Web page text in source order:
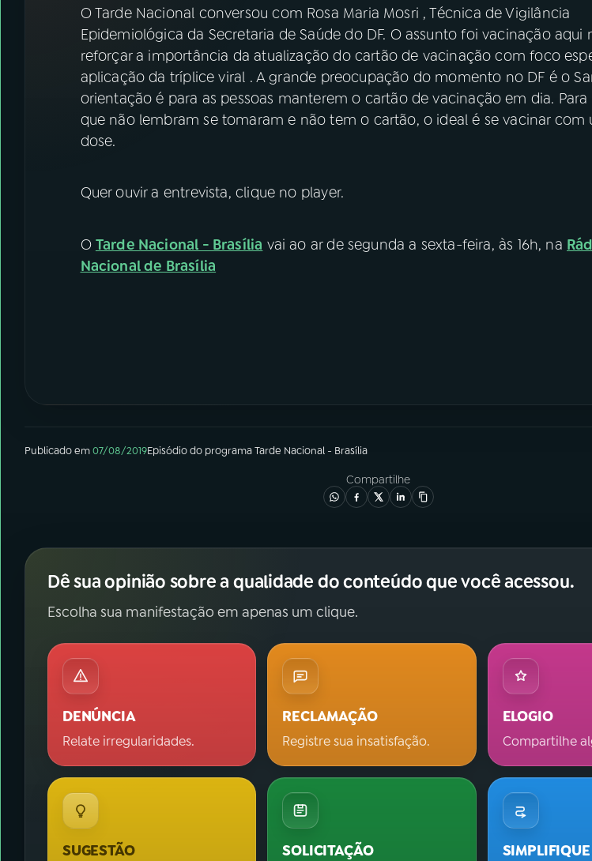
YouTube Facebook
Instagram X
O Tarde Nacional conversou com Rosa Maria Mosri , Técnica de Vigilância
Epidemiológica da Secretaria de Saúde do DF. O assunto foi vacinação aqui
reforçar a importância da atualização do cartão de vacinação com foco
aplicação da tríplice viral . A grande preocupação do momento no DF é o
orientação é para as pessoas manterem o cartão de vacinação em dia. Para
que não lembram se tomaram e não tem o cartão, o ideal é se vacinar com
dose.
Quer ouvir a entrevista, clique no player.
O Tarde Nacional - Brasília vai ao ar de segunda a sexta-feira, às 16h, na
Nacional de Brasília
Publicado em07/08/2019Episódiodo programaTarde Nacional - Brasília
Compartilhe
Dê sua opinião sobre a qualidade do conteúdo que você acessou.
Escolha sua manifestação em apenas um clique.
DENÚNCIA
Relate irregularidades.
RECLAMAÇÃO
Registre sua insatisfação.
ELOGIO
Compartilhe
SUGESTÃO SOLICITAÇÃO SIMPLIFIQUE